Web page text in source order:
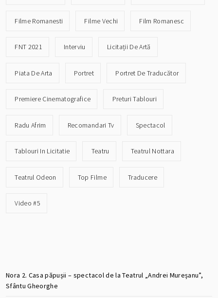
Filme Romanesti Filme Vechi Film Romanesc
FNT 2021 Interviu Licitații De Artă
Piata De Arta Portret Portret De Traducător
Premiere Cinematografice Preturi Tablouri
Radu Afrim Recomandari Tv Spectacol
Tablouri In Licitatie Teatru Teatrul Nottara
Teatrul Odeon Top Filme Traducere
Video #5
Nora 2. Casa păpușii – spectacol de la Teatrul „Andrei Mureșanu”,
Sfântu Gheorghe